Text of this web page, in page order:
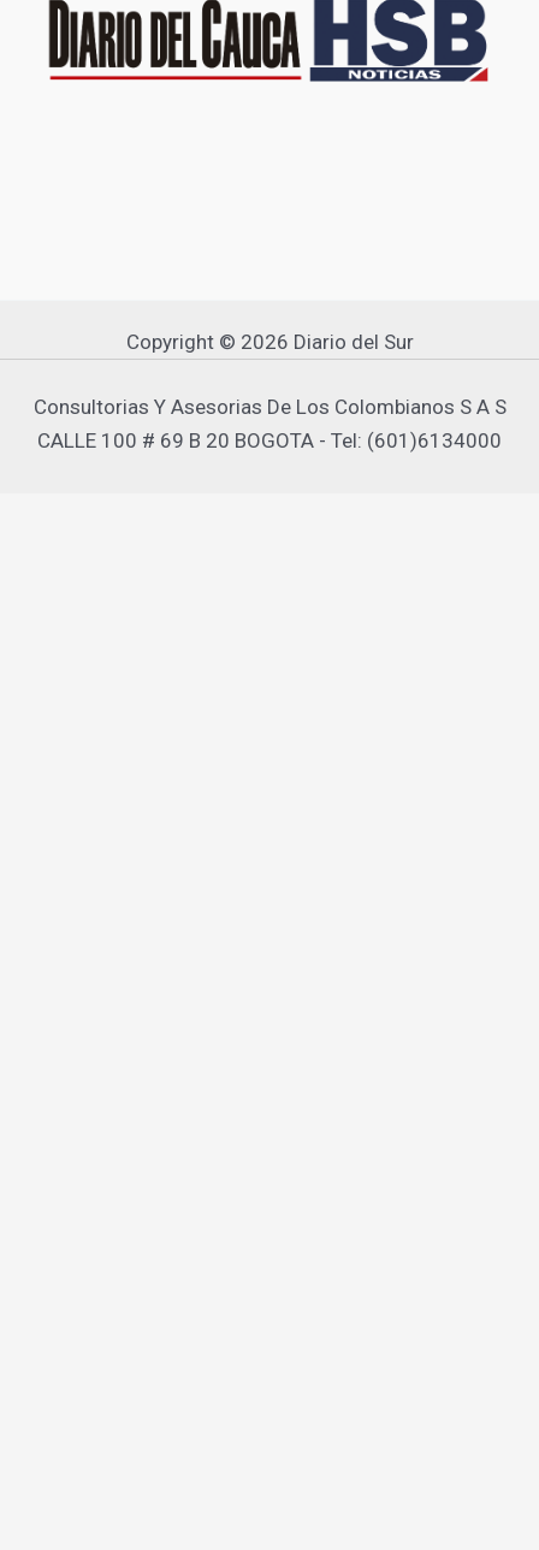
Copyright © 2026 Diario del Sur
Consultorias Y Asesorias De Los Colombianos S A S
CALLE 100 # 69 B 20 BOGOTA - Tel: (601)6134000